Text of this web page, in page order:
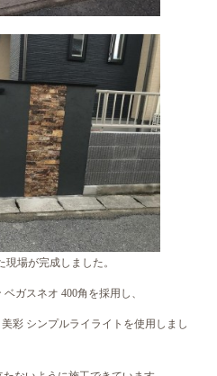
場が完成しました。
ガスネオ 400角を採用し、
彩 シンプルライライトを使用しまし